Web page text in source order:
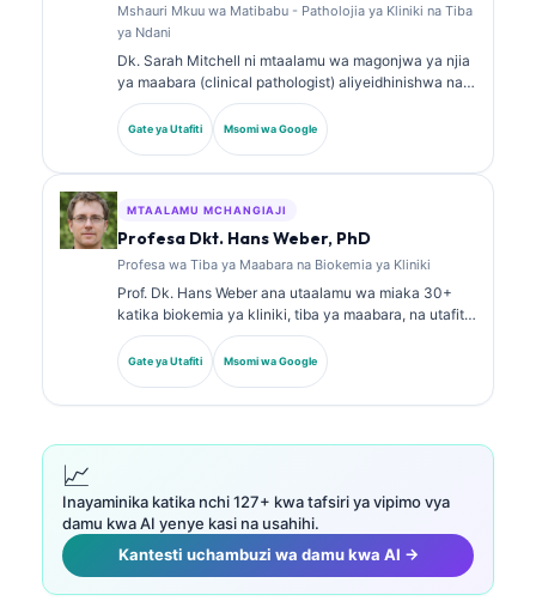
Mshauri Mkuu wa Matibabu - Patholojia ya Kliniki na Tiba
ya Ndani
Dk. Sarah Mitchell ni mtaalamu wa magonjwa ya njia
ya maabara (clinical pathologist) aliyeidhinishwa na
bodi, mwenye zaidi ya miaka 18 ya uzoefu. Ana vyeti
vya utaalamu katika kemia ya kliniki na amechapisha
kwa wingi kuhusu paneli za viashiria vya kiafya na
Gate ya Utafiti Msomi wa Google
MTAALAMU MCHANGIAJI
Profesa Dkt. Hans Weber, PhD
Profesa wa Tiba ya Maabara na Biokemia ya Kliniki
Prof. Dk. Hans Weber ana utaalamu wa miaka 30+
katika biokemia ya kliniki, tiba ya maabara, na utafiti
wa viashiria vya kiafya (biomarkers). Aliwahi kuwa
Rais wa zamani wa Jumuiya ya Ujerumani ya Kemia
ya Kliniki, na anajikita katika uchambuzi wa paneli za
Gate ya Utafiti Msomi wa Google
📈
Inayaminika katika nchi 127+ kwa tafsiri ya vipimo vya
damu kwa AI yenye kasi na usahihi.
Kantesti uchambuzi wa damu kwa AI →